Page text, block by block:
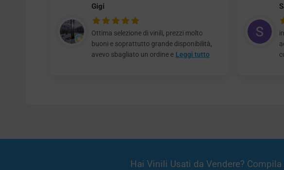
Gigi
Ottima selezione di vinili, prezzi molto
buoni e soprattutto grande disponibilità,
avevo sbagliato un ordine e Leggi tutto
Hai Vinili Usati da Vendere?